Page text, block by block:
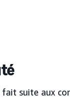
suite aux